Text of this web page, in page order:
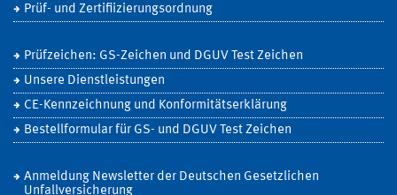
Prüf- und Zertifiizierungsordnung
Prüfzeichen: GS-Zeichen und DGUV Test Zeichen
Unsere Dienstleistungen
CE-Kennzeichnung und Konformitätserklärung
Bestellformular für GS- und DGUV Test Zeichen
Anmeldung Newsletter der Deutschen Gesetzlichen
Unfallversicherung